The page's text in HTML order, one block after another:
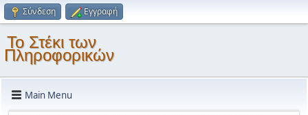
Σύνδεση Εγγραφή
Το Στέκι των
Πληροφορικών
Main Menu